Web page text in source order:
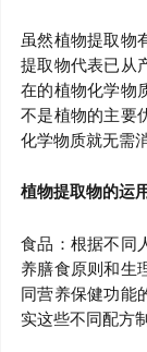
虽然植物提取物
提取物代表已从
在的植物化学物
不是植物的主要
化学物质就无需
植物提取物的运
食品：根据不同
养膳食原则和生
同营养保健功能
实这些不同配方